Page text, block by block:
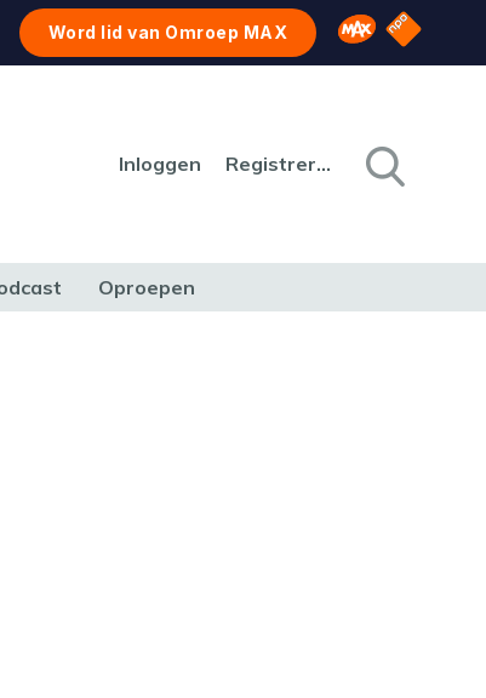
Word lid van Omroep MAX Omroep MAX
NPO
Inloggen Registreren
Oproepen